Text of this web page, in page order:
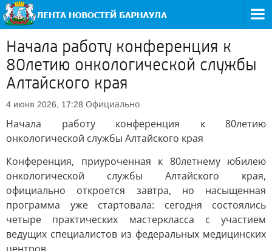
Начала работу конференция к
80летию онкологической службы
Алтайского края
4 июня 2026, 17:28 Официально
Начала работу конференция к 80летию
онкологической службы Алтайского края
Конференция, приуроченная к 80летнему юбилею
онкологической службы Алтайского края,
официально откроется завтра, но насыщенная
программа уже стартовала: сегодня состоялись
четыре практических мастеркласса с участием
ведущих специалистов из федеральных медицинских